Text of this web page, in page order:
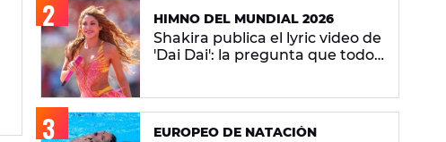
HIMNO DEL MUNDIAL 2026
Shakira publica el lyric video de
'Dai Dai': la pregunta que todos
EUROPEO DE NATACIÓN